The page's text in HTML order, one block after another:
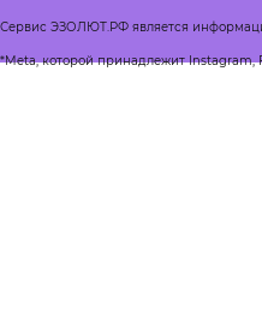
Сервис ЭЗОЛЮТ.РФ является
*Meta, которой принадлежит Instagram,